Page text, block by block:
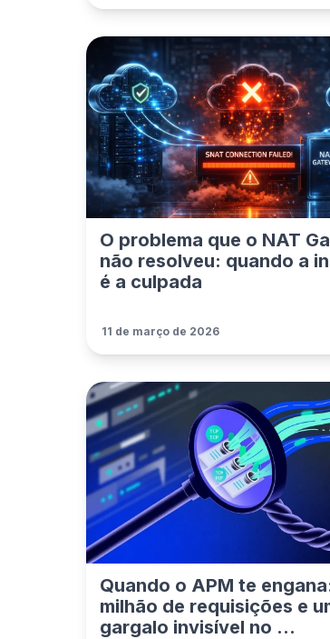
O problema que o NAT
não resolveu: quando a
é a culpada
11 de março de 2026
Quando o APM te
milhão de requisições e
gargalo invisível no ...